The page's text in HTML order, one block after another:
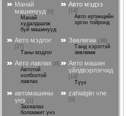
Манай
машинууд [0]
Манай
худалдаалж
буй машинууд
Авто мэдээ
[14]
Авто ертөнцийн
эргэн тойронд
Авто мэдлэг
[27]
Таны мэдлэг
Зөвлөгөө
[36]
Танд хэрэгтэй
зөвлөмж
Авто лавлах
[6]
Автотой
холбоотой
лавлах
Авто машин
үйлдвэрлэгчид
[14]
Түүх
автомашины
үнэ
[1]
Захиалах
боломжит үнэ
zahialgiin vne
[0]